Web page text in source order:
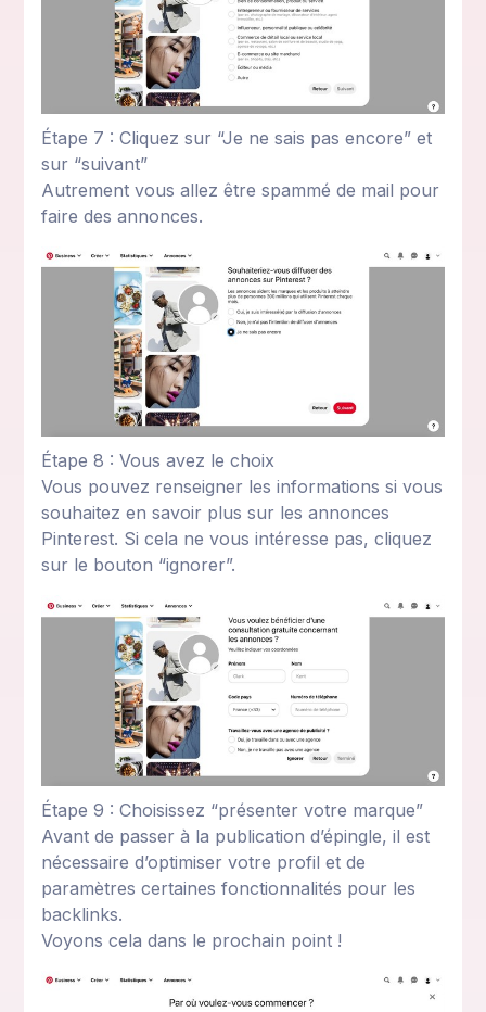
Étape 7 : Cliquez sur “Je ne sais pas encore” et
sur “suivant”
Autrement vous allez être spammé de mail pour
faire des annonces.
Étape 8 : Vous avez le choix
Vous pouvez renseigner les informations si vous
souhaitez en savoir plus sur les annonces
Pinterest. Si cela ne vous intéresse pas, cliquez
sur le bouton “ignorer”.
Étape 9 : Choisissez “présenter votre marque”
Avant de passer à la publication d’épingle, il est
nécessaire d’optimiser votre profil et de
paramètres certaines fonctionnalités pour les
backlinks.
Voyons cela dans le prochain point !